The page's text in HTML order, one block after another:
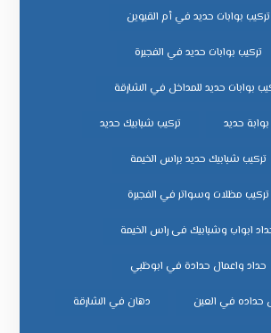
تركيب بوابات حديد في أم القيوين
تركيب بوابات حديد في الفجيرة
بوابات حديد للمداخل في الشارقة
حديد تركيب شبابيك حديد
تركيب شبابيك حديد براس الخيمة
تركيب مظلات وسواتر في الفجيرة
ابواب وشبابيك فى راس الخيمة
حداد واعمال حدادة في ابوظبي
حداده في العين دهان في الشارقة